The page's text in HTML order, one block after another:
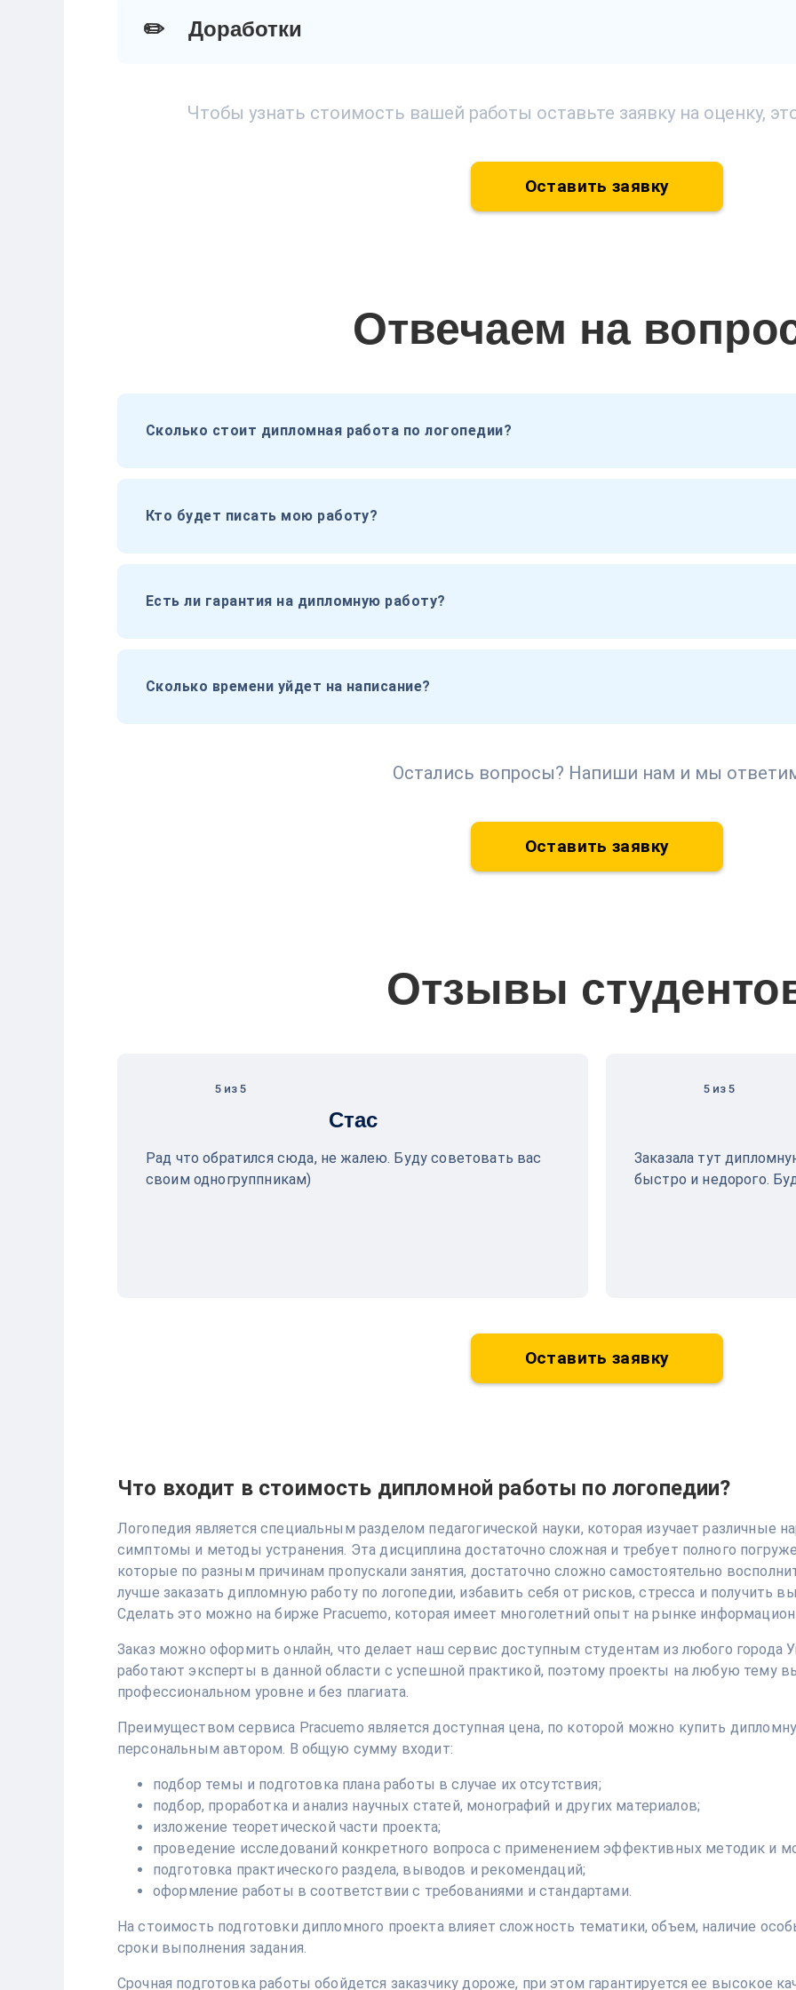
✏️ Доработки
Чтобы узнать стоимость вашей работы оставьте заявку на оценку,
Оставить заявку
Отвечаем на
Сколько стоит дипломная работа по логопедии?
Кто будет писать мою работу?
Есть ли гарантия на дипломную работу?
Сколько времени уйдет на написание?
Остались вопросы? Напиши нам и мы
Оставить заявку
Отзывы
5 из 5
Стас
Рад что обратился сюда, не жалею. Буду советовать вас
своим одногруппникам)
5 из 5
Заказала тут
быстро и недорого.
Оставить заявку
Что входит в стоимость дипломной работы по логопедии?
Логопедия является специальным разделом педагогической науки, которая изучает различные
симптомы и методы устранения. Эта дисциплина достаточно сложная и требует полного
которые по разным причинам пропускали занятия, достаточно сложно самостоятельно
лучше заказать дипломную работу по логопедии, избавить себя от рисков, стресса и получить
Сделать это можно на бирже Pracuemo, которая имеет многолетний опыт на рынке
Заказ можно оформить онлайн, что делает наш сервис доступным студентам из любого города
работают эксперты в данной области с успешной практикой, поэтому проекты на любую тему
профессиональном уровне и без плагиата.
Преимуществом сервиса Pracuemo является доступная цена, по которой можно купить
персональным автором. В общую сумму входит:
подбор темы и подготовка плана работы в случае их отсутствия;
подбор, проработка и анализ научных статей, монографий и других материалов;
изложение теоретической части проекта;
проведение исследований конкретного вопроса с применением эффективных методик и
подготовка практического раздела, выводов и рекомендаций;
оформление работы в соответствии с требованиями и стандартами.
На стоимость подготовки дипломного проекта влияет сложность тематики, объем, наличие
сроки выполнения задания.
Срочная подготовка работы обойдется заказчику дороже, при этом гарантируется ее высокое